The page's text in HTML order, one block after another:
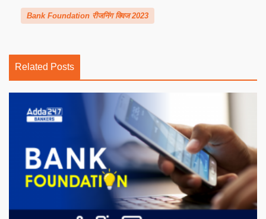
Bank Foundation रीजनिंग क्विज 2023
Related Posts